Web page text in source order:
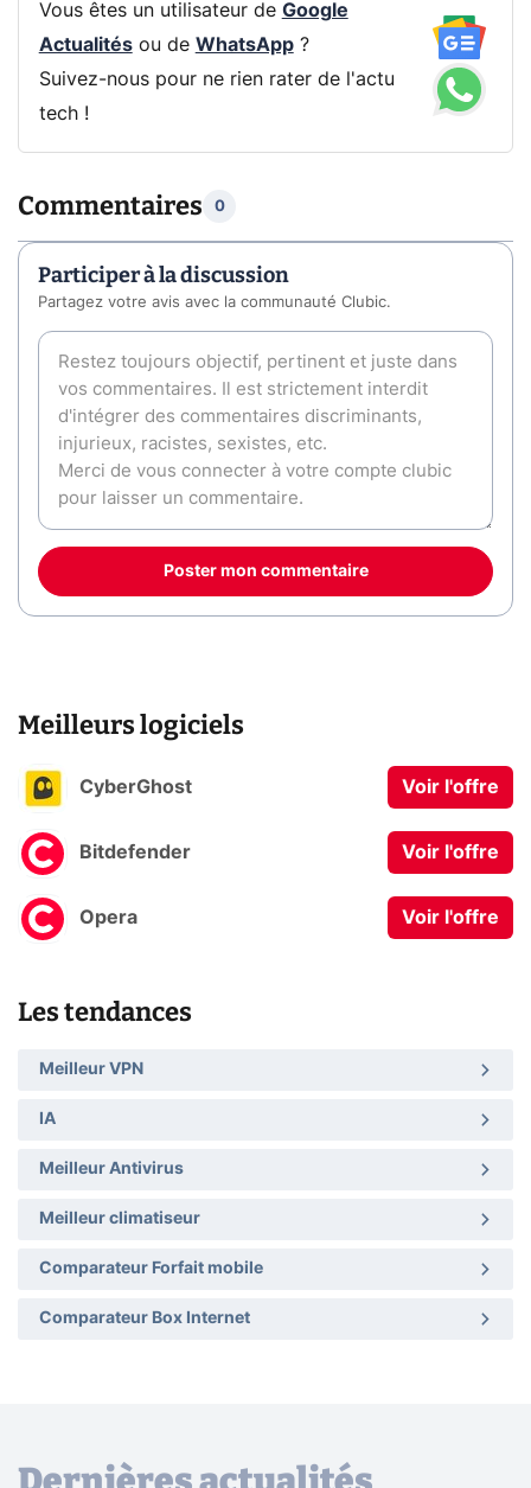
Vous êtes un utilisateur de Google
Actualitésou de WhatsApp?
Suivez-nous pour ne rien rater de l'actu
tech !
Commentaires 0
Participer à la discussion
Partagez votre avis avec la communauté Clubic.
Poster mon commentaire
Meilleurs logiciels
CyberGhost Voir l'offre
Bitdefender Voir l'offre
Opera Voir l'offre
Les tendances
Meilleur VPN
IA
Meilleur Antivirus
Meilleur climatiseur
Comparateur Forfait mobile
Comparateur Box Internet